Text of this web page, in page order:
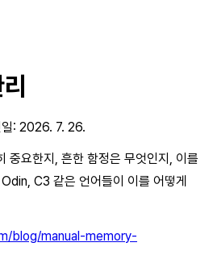
: 2026. 7. 26.
중요한지, 흔한 함정은 무엇인지, 이를
C3 같은 언어들이 이를 어떻게
blog/manual-memory-